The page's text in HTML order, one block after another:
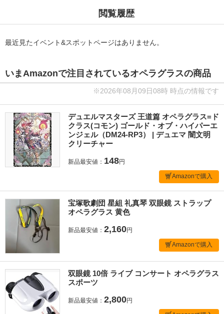
閲覧履歴
最近見たイベント&スポットページはありません。
いまAmazonで注目されているオペラグラスの商品
※2026年08月09日08時 時点の情報です
デュエルマスターズ 王道篇 オペラグラス=ド
クラス(コモン) ゴールド・オブ・ハイパーエ
ンジェル（DM24-RP3） | デュエマ 闇文明
クリーチャー
新品最安値： 148円
Amazonで購入
宝塚歌劇団 星組 礼真琴 双眼鏡 ストラップ
オペラグラス 黄色
新品最安値： 2,160円
Amazonで購入
双眼鏡 10倍 ライブ コンサート オペラグラス
スポーツ
新品最安値： 2,800円